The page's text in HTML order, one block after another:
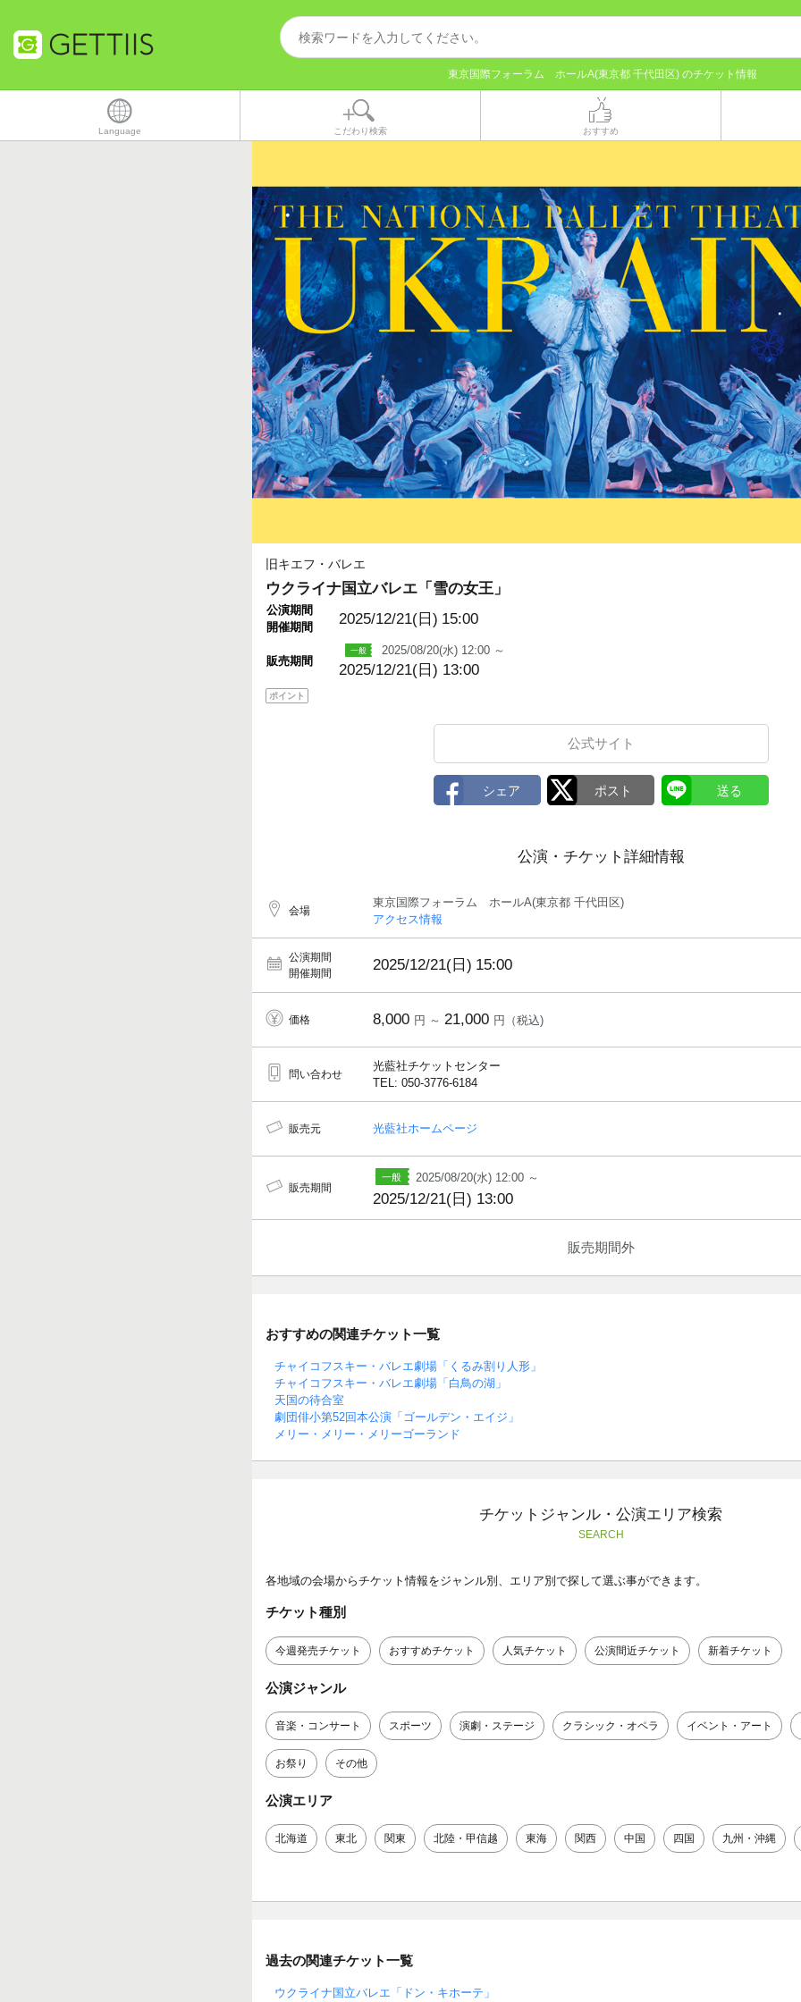
東京国際フォーラム ホールA(東京都 千代田区) のチケット情報
Language こだわり検索 おすすめ
旧キエフ・バレエ
ウクライナ国立バレエ「雪の女王」
公演期間
開催期間
2025/12/21(日) 15:00
販売期間
2025/08/20(水) 12:00 ～
2025/12/21(日) 13:00
ポイント
公式サイト
公演・チケット詳細情報
会場
東京国際フォーラム ホールA(東京都 千代田区)
アクセス情報
公演期間
開催期間
2025/12/21(日) 15:00
価格 8,000 円 ～ 21,000 円（税込)
問い合わせ
光藍社チケットセンター
TEL: 050-3776-6184
販売元 光藍社ホームページ
販売期間
2025/08/20(水) 12:00 ～
2025/12/21(日) 13:00
販売期間外
おすすめの関連チケット一覧
チャイコフスキー・バレエ劇場「くるみ割り人形」
チャイコフスキー・バレエ劇場「白鳥の湖」
天国の待合室
劇団俳小第52回本公演「ゴールデン・エイジ」
メリー・メリー・メリーゴーランド
チケットジャンル・公演エリア検索
SEARCH
各地域の会場からチケット情報をジャンル別、エリア別で探して選ぶ事ができます。
チケット種別
今週発売チケット おすすめチケット 人気チケット 公演間近チケット 新着チケット
公演ジャンル
音楽・コンサート スポーツ 演劇・ステージ クラシック・オペラ イベント・アート
お祭り その他
公演エリア
北海道 東北 関東 北陸・甲信越 東海 関西 中国 四国 九州・沖縄
過去の関連チケット一覧
ウクライナ国立バレエ「ドン・キホーテ」